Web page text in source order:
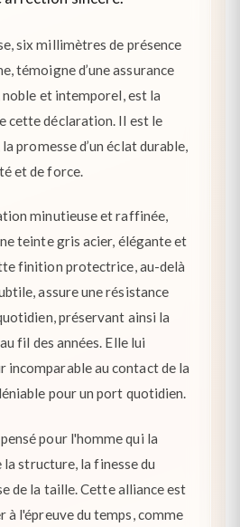
six millimètres de présence
témoigne d’une assurance
noble et intemporel, est la
cette déclaration. Il est le
promesse d’un éclat durable,
et de force.
minutieuse et raffinée,
teinte gris acier, élégante et
finition protectrice, au-delà
assure une résistance
préservant ainsi la
fil des années. Elle lui
incomparable au contact de la
pour un port quotidien.
pour l'homme qui la
structure, la finesse du
de la taille. Cette alliance est
à l'épreuve du temps, comme